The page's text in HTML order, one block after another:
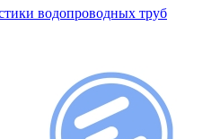
водопроводных труб